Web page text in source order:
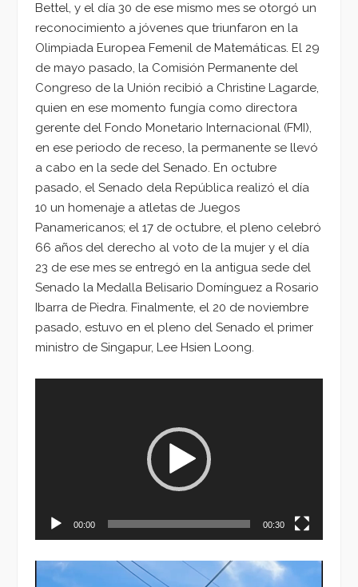
Bettel, y el día 30 de ese mismo mes se otorgó un
reconocimiento a jóvenes que triunfaron en la
Olimpiada Europea Femenil de Matemáticas. El 29
de mayo pasado, la Comisión Permanente del
Congreso de la Unión recibió a Christine Lagarde,
quien en ese momento fungía como directora
gerente del Fondo Monetario Internacional (FMI),
en ese periodo de receso, la permanente se llevó
a cabo en la sede del Senado. En octubre
pasado, el Senado dela República realizó el día
10 un homenaje a atletas de Juegos
Panamericanos; el 17 de octubre, el pleno celebró
66 años del derecho al voto de la mujer y el día
23 de ese mes se entregó en la antigua sede del
Senado la Medalla Belisario Domínguez a Rosario
Ibarra de Piedra. Finalmente, el 20 de noviembre
pasado, estuvo en el pleno del Senado el primer
ministro de Singapur, Lee Hsien Loong.
00:00 00:30
Reproductor